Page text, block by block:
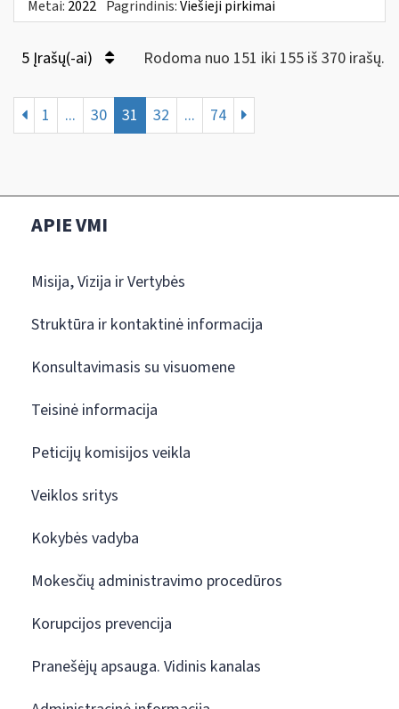
Metai: 2022 Pagrindinis:Viešieji pirkimai
5 Įrašų(-ai) Rodoma nuo 151 iki 155 iš 370 irašų.
1 ... 30 31 32 ... 74
APIE VMI
Misija, Vizija ir Vertybės
Struktūra ir kontaktinė informacija
Konsultavimasis su visuomene
Teisinė informacija
Peticijų komisijos veikla
Veiklos sritys
Kokybės vadyba
Mokesčių administravimo procedūros
Korupcijos prevencija
Pranešėjų apsauga. Vidinis kanalas